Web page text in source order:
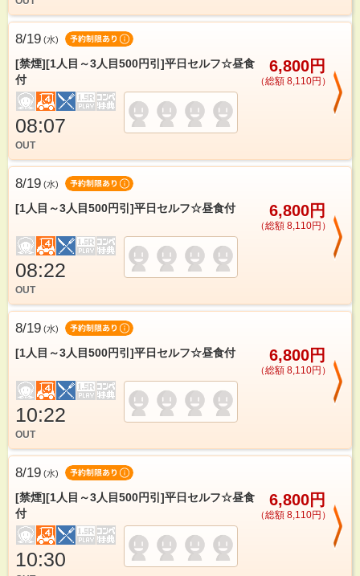
8/19 (水)
[禁煙][1人目～3人目500円引]平日セルフ☆昼食
付
6,800円
（総額 8,110円）
08:07
OUT
8/19 (水)
[1人目～3人目500円引]平日セルフ☆昼食付 6,800円
（総額 8,110円）
08:22
OUT
8/19 (水)
[1人目～3人目500円引]平日セルフ☆昼食付 6,800円
（総額 8,110円）
10:22
OUT
8/19 (水)
[禁煙][1人目～3人目500円引]平日セルフ☆昼食
付
6,800円
（総額 8,110円）
10:30